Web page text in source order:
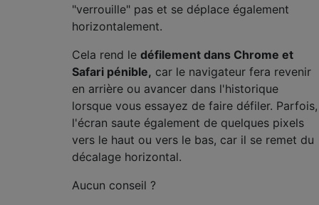
"verrouille" pas et se déplace également
horizontalement.
Cela rend le défilement dans Chrome et
Safari pénible, car le navigateur fera revenir
en arrière ou avancer dans l'historique
lorsque vous essayez de faire défiler. Parfois,
l'écran saute également de quelques pixels
vers le haut ou vers le bas, car il se remet du
décalage horizontal.
Aucun conseil ?